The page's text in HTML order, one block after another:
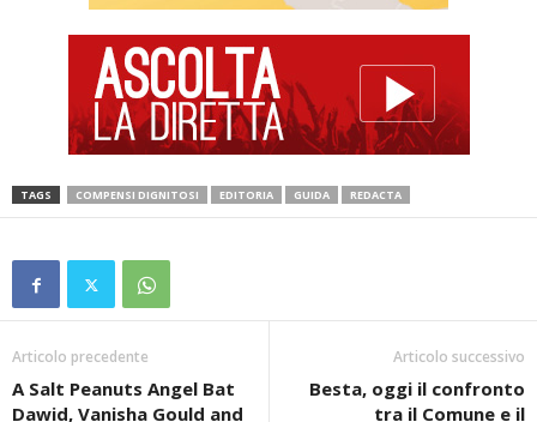
TAGS COMPENSI DIGNITOSI EDITORIA GUIDA REDACTA
Articolo precedente
A Salt Peanuts Angel Bat
Dawid, Vanisha Gould and
Articolo successivo
Besta, oggi il confronto
tra il Comune e il